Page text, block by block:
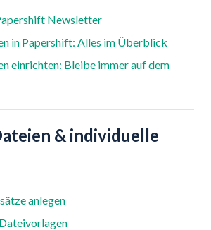
Newsletter
in Papershift: Alles im Überblick
einrichten: Bleibe immer auf dem
& individuelle
anlegen